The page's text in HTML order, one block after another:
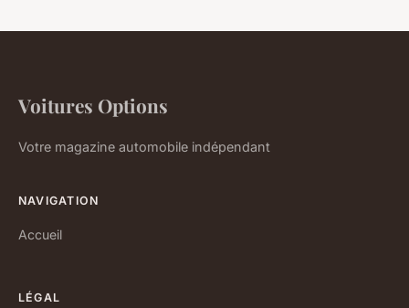
Voitures Options
Votre magazine automobile indépendant
NAVIGATION
Accueil
LÉGAL